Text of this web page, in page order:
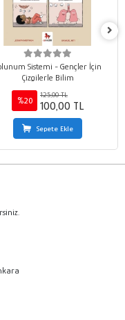
Sistemi - Gençler İçin
Çizgilerle Bilim
%20
125,00 TL
100,00 TL
Sepete Ekle